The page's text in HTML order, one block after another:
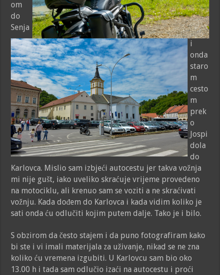
om
do
Senja
i
onda
staro
m
cesto
m
prek
o
Jospi
dola
do
Karlovca. Mislio sam izbjeći autocestu jer takva vožnja
mi nije gušt, iako uveliko skraćuje vrijeme provedeno
na motociklu, ali krenuo sam se voziti a ne skraćivati
vožnju. Kada dođem do Karlovca i kada vidim koliko je
sati onda ću odlučiti kojim putem dalje. Tako je i bilo.
S obzirom da često stajem i da puno fotografiram kako
bi ste i vi imali materijala za uživanje, nikad se ne zna
koliko ću vremena izgubiti. U Karlovcu sam bio oko
13.00 h i tada sam odlučio izaći na autocestu i proći